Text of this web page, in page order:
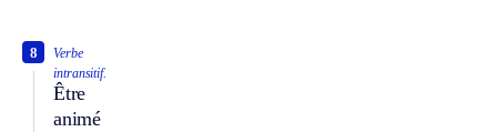
Verbe
intransitif.
Être
animé
8